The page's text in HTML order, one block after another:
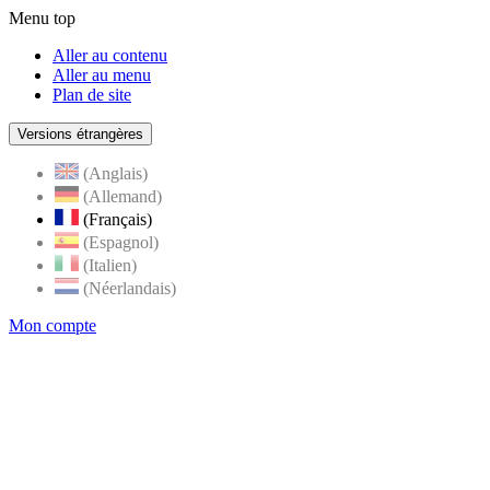
Menu top
Aller au contenu
Aller au menu
Plan de site
Versions étrangères
(Anglais)
(Allemand)
(Français)
(Espagnol)
(Italien)
(Néerlandais)
Mon compte